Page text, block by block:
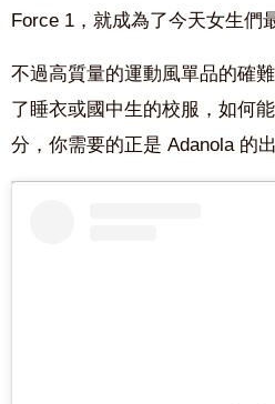
Force 1 ，就成為了今天女生們
不過高質量的運動風單品的確
了睡衣或國中生的校服，如何
分，你需要的正是 Adanola 的